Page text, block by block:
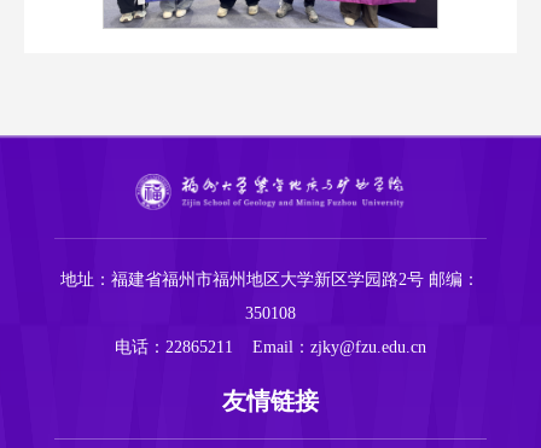
地址：福建省福州市福州地区大学新区学园路2号 邮编：
350108
电话：22865211 Email：zjky@fzu.edu.cn
友情链接